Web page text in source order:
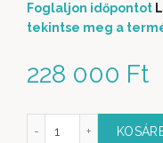
228 000 Ft
Foglaljon időpontot
tekintse meg a
Fehér szőrmés